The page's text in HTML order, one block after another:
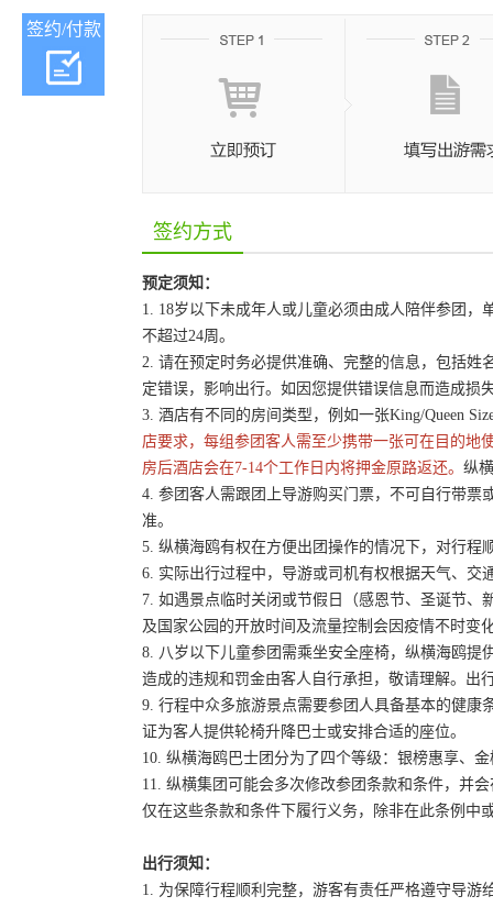
签约/付款
签约方式
预定须知：
1. 18岁以下未成年人或儿童必须由成人陪伴参团
不超过24周。
2. 请在预定时务必提供准确、完整的信息，包括
定错误，影响出行。如因您提供错误信息而造成损
3. 酒店有不同的房间类型，例如一张King/Queen
店要求，每组参团客人需至少携带一张可在目的地
房后酒店会在7-14个工作日内将押金原路返还。 纵
4. 参团客人需跟团上导游购买门票，不可自行带票
准。
5. 纵横海鸥有权在方便出团操作的情况下，对行
6. 实际出行过程中，导游或司机有权根据天气、
7. 如遇景点临时关闭或节假日（感恩节、圣诞节
及国家公园的开放时间及流量控制会因疫情不时变
8. 八岁以下儿童参团需乘坐安全座椅，纵横海鸥提
造成的违规和罚金由客人自行承担，敬请理解。出
9. 行程中众多旅游景点需要参团人具备基本的健
证为客人提供轮椅升降巴士或安排合适的座位。
10. 纵横海鸥巴士团分为了四个等级：银榜惠享、
11. 纵横集团可能会多次修改参团条款和条件，并
仅在这些条款和条件下履行义务，除非在此条例中
出行须知：
1. 为保障行程顺利完整，游客有责任严格遵守导